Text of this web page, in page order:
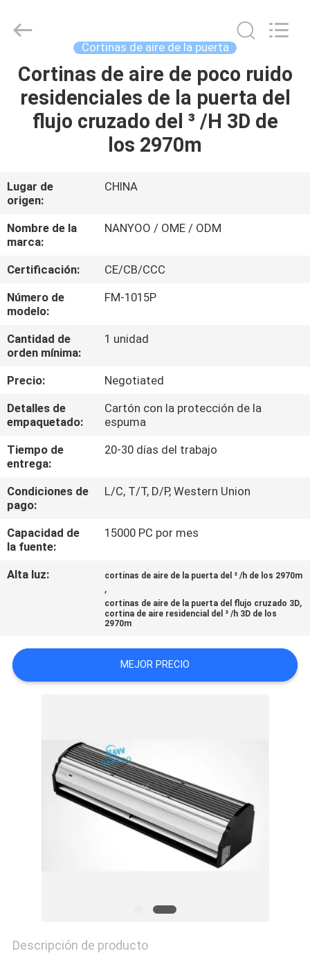
HOGAR
PRODUCTOS
NOSOTROS
VIAJE
DE
LA
FÁBRICA
CONTROL
CALIDAD
ÉNTRENOS
EN
CONTACTO
CON
NOTICIAS
ventilación
Proveedor.
ventilationductfan.com.
Cortinas de aire de la puerta
Cortinas de aire de poco ruido
residenciales de la puerta del
flujo cruzado del ³ /H 3D de
los 2970m
Lugar de
origen:
CHINA
Nombre de la
marca:
NANYOO / OME / ODM
Certificación:
CE/CB/CCC
Número de
modelo:
FM-1015P
Cantidad de
orden mínima:
1 unidad
Precio:
Negotiated
Detalles de
empaquetado:
Cartón con la protección de la
espuma
Tiempo de
entrega:
20-30 días del trabajo
Condiciones de
pago:
L/C, T/T, D/P, Western Union
Capacidad de
la fuente:
15000 PC por mes
Alta luz: cortinas de aire de la puerta del ³ /h de los 2970m
,
cortinas de aire de la puerta del flujo cruzado 3D,
cortina de aire residencial del ³ /h 3D de los
2970m
MEJOR PRECIO
Descripción de producto